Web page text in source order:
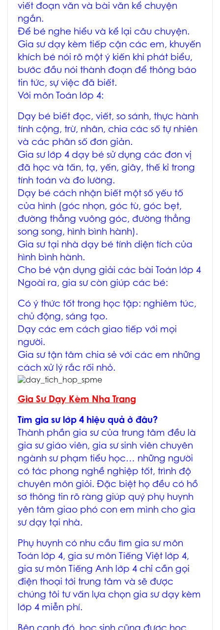
viết đoạn văn và bài văn kể chuyện
ngắn.
Để bé nghe hiểu và kể lại câu chuyện.
Gia sư dạy kèm tiếp cận các em, khuyến
khích bé nói rõ một ý kiến khi phát biểu,
bước đầu nói thành đoạn để thông báo
tin tức, sự việc đã biết.
Với môn Toán lớp 4:
Dạy bé biết đọc, viết, so sánh, thực hành
tính cộng, trừ, nhân, chia các số tự nhiên
và các phân số đơn giản.
Gia sư lớp 4 dạy bé sử dụng các đơn vị
đã học và tấn, tạ, yến, giây, thế kỉ trong
tính toán và đo lường.
Dạy bé cách nhận biết một số yếu tố
của hình (góc nhọn, góc tù, góc bẹt,
đường thẳng vuông góc, đường thẳng
song song, hình bình hành).
Gia sư tại nhà dạy bé tính diện tích của
hình bình hành.
Cho bé vận dụng giải các bài Toán lớp 4
Ngoài ra, gia sư còn giúp các bé:
Có ý thức tốt trong học tập: nghiêm túc,
chủ động, sáng tạo.
Dạy các em cách giao tiếp với mọi
người.
Gia sư tận tâm chia sẻ với các em những
cách xử lý rắc rối nhỏ.
Gia Sư Dạy Kèm Nha Trang
Tìm gia sư lớp 4 hiệu quả ở đâu?
Thành phần gia sư của trung tâm đều là
gia sư giáo viên, gia sư sinh viên chuyên
ngành sư phạm tiểu học… những người
có tác phong nghề nghiệp tốt, trình độ
chuyên môn giỏi. Đặc biệt họ đều có hồ
sơ thông tin rõ ràng giúp quý phụ huynh
yên tâm giao phó con em mình cho gia
sư dạy tại nhà.
Phụ huynh có nhu cầu tìm gia sư môn
Toán lớp 4, gia sư môn Tiếng Việt lớp 4,
gia sư môn Tiếng Anh lớp 4 chỉ cần gọi
điện thoại tới trung tâm và sẽ được
chúng tôi tư vấn lựa chọn gia sư dạy kèm
lớp 4 miễn phí.